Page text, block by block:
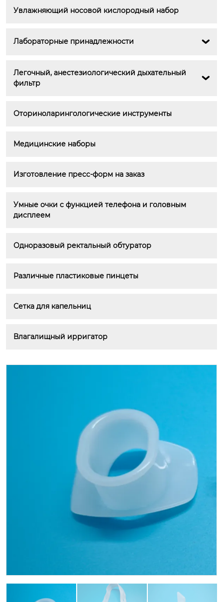
Увлажняющий носовой кислородный набор
Лабораторные принадлежности 
Легочный, анестезиологический дыхательный
фильтр

Оториноларингологические инструменты
Медицинские наборы
Изготовление пресс-форм на заказ
Умные очки с функцией телефона и головным
дисплеем
Одноразовый ректальный обтуратор
Различные пластиковые пинцеты
Сетка для капельниц
Влагалищный ирригатор